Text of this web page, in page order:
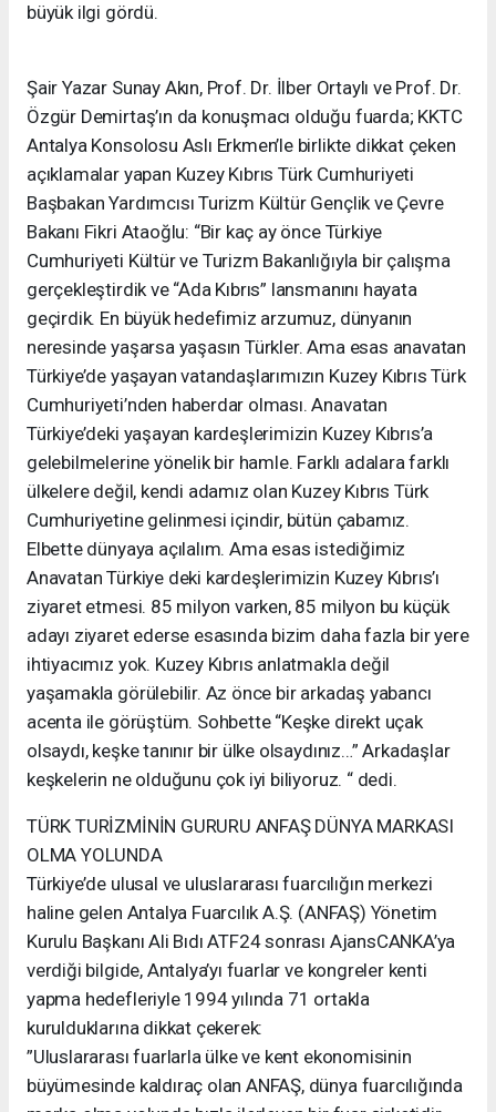
büyük ilgi gördü.
Şair Yazar Sunay Akın, Prof. Dr. İlber Ortaylı ve Prof. Dr.
Özgür Demirtaş’ın da konuşmacı olduğu fuarda; KKTC
Antalya Konsolosu Aslı Erkmen’le birlikte dikkat çeken
açıklamalar yapan Kuzey Kıbrıs Türk Cumhuriyeti
Başbakan Yardımcısı Turizm Kültür Gençlik ve Çevre
Bakanı Fikri Ataoğlu: “Bir kaç ay önce Türkiye
Cumhuriyeti Kültür ve Turizm Bakanlığıyla bir çalışma
gerçekleştirdik ve “Ada Kıbrıs” lansmanını hayata
geçirdik. En büyük hedefimiz arzumuz, dünyanın
neresinde yaşarsa yaşasın Türkler. Ama esas anavatan
Türkiye’de yaşayan vatandaşlarımızın Kuzey Kıbrıs Türk
Cumhuriyeti’nden haberdar olması. Anavatan
Türkiye’deki yaşayan kardeşlerimizin Kuzey Kıbrıs’a
gelebilmelerine yönelik bir hamle. Farklı adalara farklı
ülkelere değil, kendi adamız olan Kuzey Kıbrıs Türk
Cumhuriyetine gelinmesi içindir, bütün çabamız.
Elbette dünyaya açılalım. Ama esas istediğimiz
Anavatan Türkiye deki kardeşlerimizin Kuzey Kıbrıs’ı
ziyaret etmesi. 85 milyon varken, 85 milyon bu küçük
adayı ziyaret ederse esasında bizim daha fazla bir yere
ihtiyacımız yok. Kuzey Kıbrıs anlatmakla değil
yaşamakla görülebilir. Az önce bir arkadaş yabancı
acenta ile görüştüm. Sohbette “Keşke direkt uçak
olsaydı, keşke tanınır bir ülke olsaydınız…” Arkadaşlar
keşkelerin ne olduğunu çok iyi biliyoruz. “ dedi.
TÜRK TURİZMİNİN GURURU ANFAŞ DÜNYA MARKASI
OLMA YOLUNDA
Türkiye’de ulusal ve uluslararası fuarcılığın merkezi
haline gelen Antalya Fuarcılık A.Ş. (ANFAŞ) Yönetim
Kurulu Başkanı Ali Bıdı ATF24 sonrası AjansCANKA’ya
verdiği bilgide, Antalya’yı fuarlar ve kongreler kenti
yapma hedefleriyle 1994 yılında 71 ortakla
kurulduklarına dikkat çekerek:
”Uluslararası fuarlarla ülke ve kent ekonomisinin
büyümesinde kaldıraç olan ANFAŞ, dünya fuarcılığında